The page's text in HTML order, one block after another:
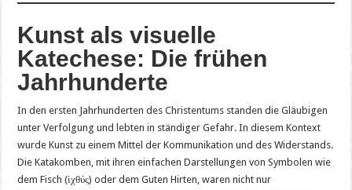
Kunst als visuelle
Katechese: Die frühen
Jahrhunderte
In den ersten Jahrhunderten des Christentums standen die Gläubigen
unter Verfolgung und lebten in ständiger Gefahr. In diesem Kontext
wurde Kunst zu einem Mittel der Kommunikation und des Widerstands.
Die Katakomben, mit ihren einfachen Darstellungen von Symbolen wie
dem Fisch (ἰχθύς) oder dem Guten Hirten, waren nicht nur